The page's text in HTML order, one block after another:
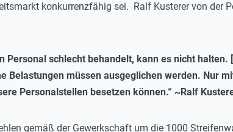
konkurrenzfähig sei. Ralf Kusterer von der
Personal schlecht behandelt, kann es nicht
Belastungen müssen ausgeglichen werden. Nur
Personalstellen besetzen können.“ ~Ralf
gemäß der Gewerkschaft um die 1000